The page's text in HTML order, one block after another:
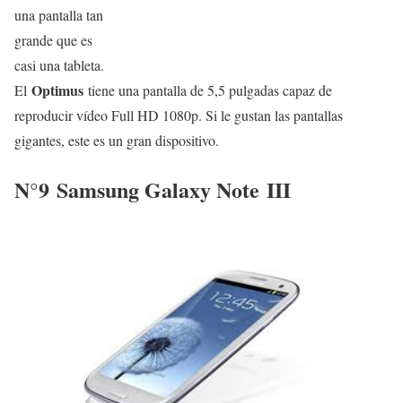
una pantalla tan
grande que es
casi una tableta.
El Optimus tiene una pantalla de 5,5 pulgadas capaz de
reproducir vídeo Full HD 1080p. Si le gustan las pantallas
gigantes, este es un gran dispositivo.
N°9 Samsung Galaxy Note III